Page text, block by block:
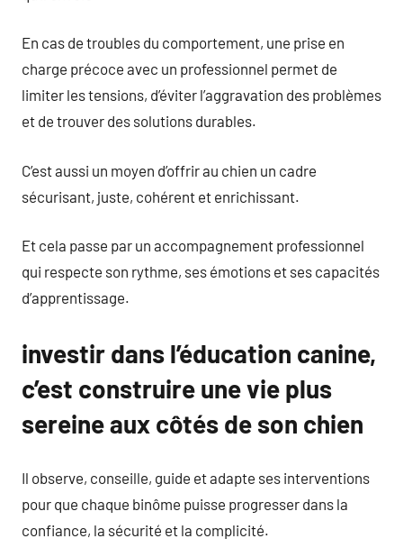
En cas de troubles du comportement, une prise en
charge précoce avec un professionnel permet de
limiter les tensions, d’éviter l’aggravation des problèmes
et de trouver des solutions durables.
C’est aussi un moyen d’offrir au chien un cadre
sécurisant, juste, cohérent et enrichissant.
Et cela passe par un accompagnement professionnel
qui respecte son rythme, ses émotions et ses capacités
d’apprentissage.
investir dans l’éducation canine,
c’est construire une vie plus
sereine aux côtés de son chien
Il observe, conseille, guide et adapte ses interventions
pour que chaque binôme puisse progresser dans la
confiance, la sécurité et la complicité.